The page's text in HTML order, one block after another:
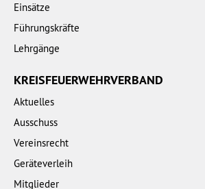
Einsätze
Führungskräfte
Lehrgänge
KREISFEUERWEHRVERBAND
Aktuelles
Ausschuss
Vereinsrecht
Geräteverleih
Mitglieder